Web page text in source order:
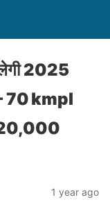
2025
70 kmpl
1 year ago